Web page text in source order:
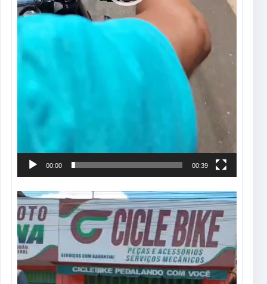
00:00 00:39
Tocador
de
vídeo